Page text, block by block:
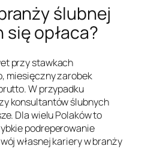
ślubnej
opłaca?
przy stawkach
miesięczny zarobek
W przypadku
konsultantów ślubnych
Dla wielu Polaków to
podreperowanie
własnej kariery w branży